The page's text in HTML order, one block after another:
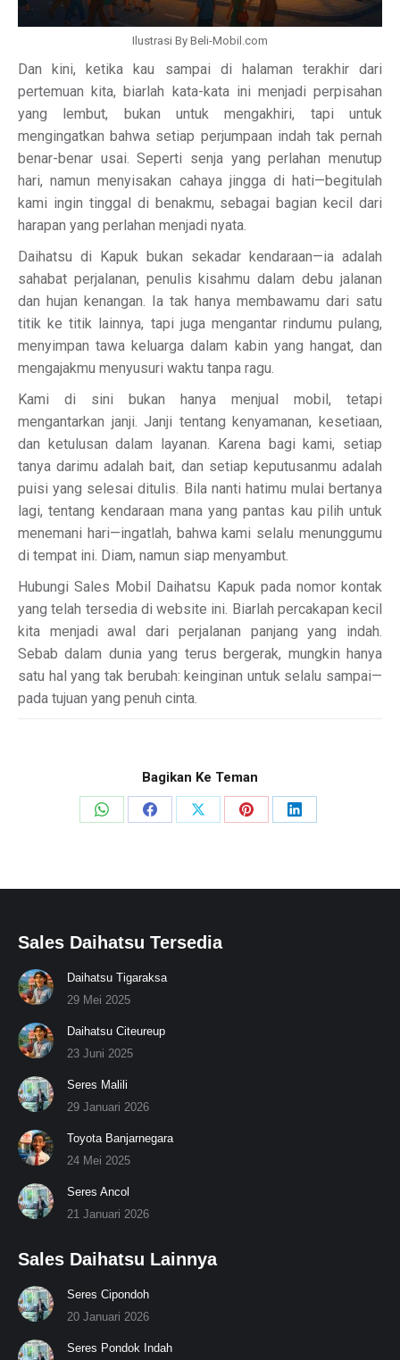
Ilustrasi By Beli-Mobil.com
Dan kini, ketika kau sampai di halaman terakhir dari
pertemuan kita, biarlah kata-kata ini menjadi perpisahan
yang lembut, bukan untuk mengakhiri, tapi untuk
mengingatkan bahwa setiap perjumpaan indah tak pernah
benar-benar usai. Seperti senja yang perlahan menutup
hari, namun menyisakan cahaya jingga di hati—begitulah
kami ingin tinggal di benakmu, sebagai bagian kecil dari
harapan yang perlahan menjadi nyata.
Daihatsu di Kapuk bukan sekadar kendaraan—ia adalah
sahabat perjalanan, penulis kisahmu dalam debu jalanan
dan hujan kenangan. Ia tak hanya membawamu dari satu
titik ke titik lainnya, tapi juga mengantar rindumu pulang,
menyimpan tawa keluarga dalam kabin yang hangat, dan
mengajakmu menyusuri waktu tanpa ragu.
Kami di sini bukan hanya menjual mobil, tetapi
mengantarkan janji. Janji tentang kenyamanan, kesetiaan,
dan ketulusan dalam layanan. Karena bagi kami, setiap
tanya darimu adalah bait, dan setiap keputusanmu adalah
puisi yang selesai ditulis. Bila nanti hatimu mulai bertanya
lagi, tentang kendaraan mana yang pantas kau pilih untuk
menemani hari—ingatlah, bahwa kami selalu menunggumu
di tempat ini. Diam, namun siap menyambut.
Hubungi Sales Mobil Daihatsu Kapuk pada nomor kontak
yang telah tersedia di website ini. Biarlah percakapan kecil
kita menjadi awal dari perjalanan panjang yang indah.
Sebab dalam dunia yang terus bergerak, mungkin hanya
satu hal yang tak berubah: keinginan untuk selalu sampai—
pada tujuan yang penuh cinta.
Bagikan Ke Teman
Share
Share
Share
Share
Share
Sales Daihatsu Tersedia
Daihatsu Tigaraksa
29 Mei 2025
Daihatsu Citeureup
23 Juni 2025
Seres Malili
29 Januari 2026
Toyota Banjarnegara
24 Mei 2025
Seres Ancol
21 Januari 2026
Sales Daihatsu Lainnya
Seres Cipondoh
20 Januari 2026
Seres Pondok Indah